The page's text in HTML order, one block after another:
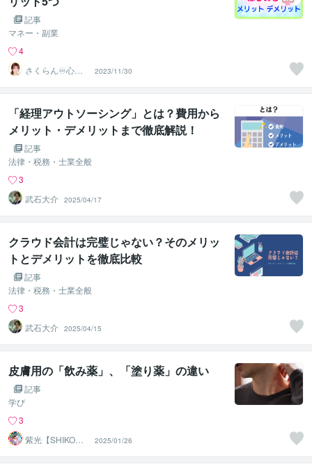
記事
マネー・副業
4
さくらん♾️心理
カウンセラー✨
❤️✨
2023/11/30
「経理アウトソーシング」とは？費用から
メリット・デメリットまで徹底解説！
記事
法律・税務・士業全般
3
武石大介 2025/04/17
クラウド会計は完璧じゃない？そのメリッ
トとデメリットを徹底比較
記事
法律・税務・士業全般
3
武石大介 2025/04/15
皮膚用の「飲み薬」、「塗り薬」の違い
記事
学び
3
紫光【SHIKO】
遠隔透視鑑定士
2025/01/26